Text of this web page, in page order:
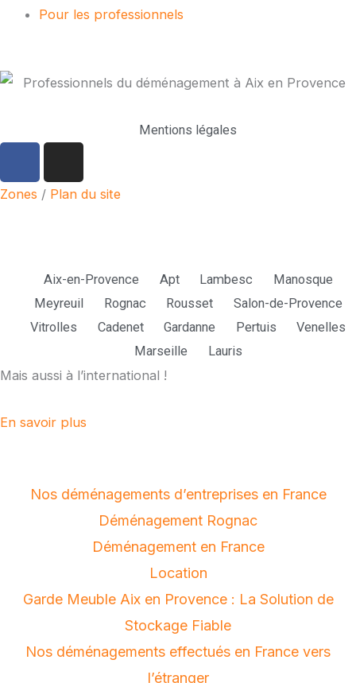
Pour les professionnels
Mentions légales
c
s
r
a
m
Zones / Plan du site
Aix-en-Provence
Apt Lambesc
Manosque
Meyreuil
Rognac Rousset
Salon-de-Provence
Vitrolles
Cadenet Gardanne Pertuis
Venelles
Marseille
Lauris
Mais aussi à l’international !
En savoir plus
Nos déménagements d’entreprises en France
Déménagement Rognac
Déménagement en France
Location
Garde Meuble Aix en Provence : La Solution de
Stockage Fiable
Nos déménagements effectués en France vers
l’étranger